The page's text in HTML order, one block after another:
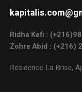
Ridha Kefi :
Zohra Abid : (+216)
Résidence La Brise,